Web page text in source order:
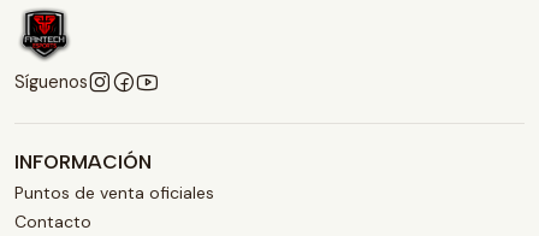
Síguenos
INFORMACIÓN
Puntos de venta oficiales
Contacto